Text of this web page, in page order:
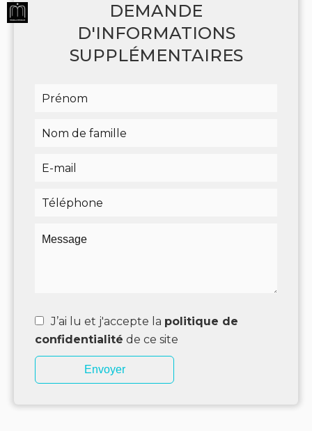
DEMANDE
D'INFORMATIONS
SUPPLÉMENTAIRES
J’ai lu et j'accepte la politique de
confidentialité de ce site
Envoyer